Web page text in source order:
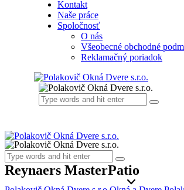
Kontakt
Naše práce
Spoločnosť
O nás
Všeobecné obchodné
Reklamačný poriadok
Reynaers MasterPatio